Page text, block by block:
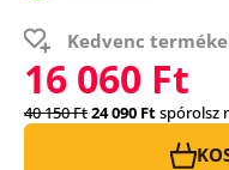
Kedvenc
16 060 Ft
40 150 Ft24 090 Ftspórolsz